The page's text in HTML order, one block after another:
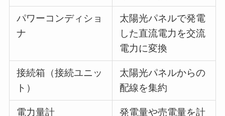
パワーコンディショ
ナ
太陽光パネルで発電
した直流電力を交流
電力に変換
接続箱（接続ユニッ
ト）
太陽光パネルからの
配線を集約
電力量計 発電量や売電量を計